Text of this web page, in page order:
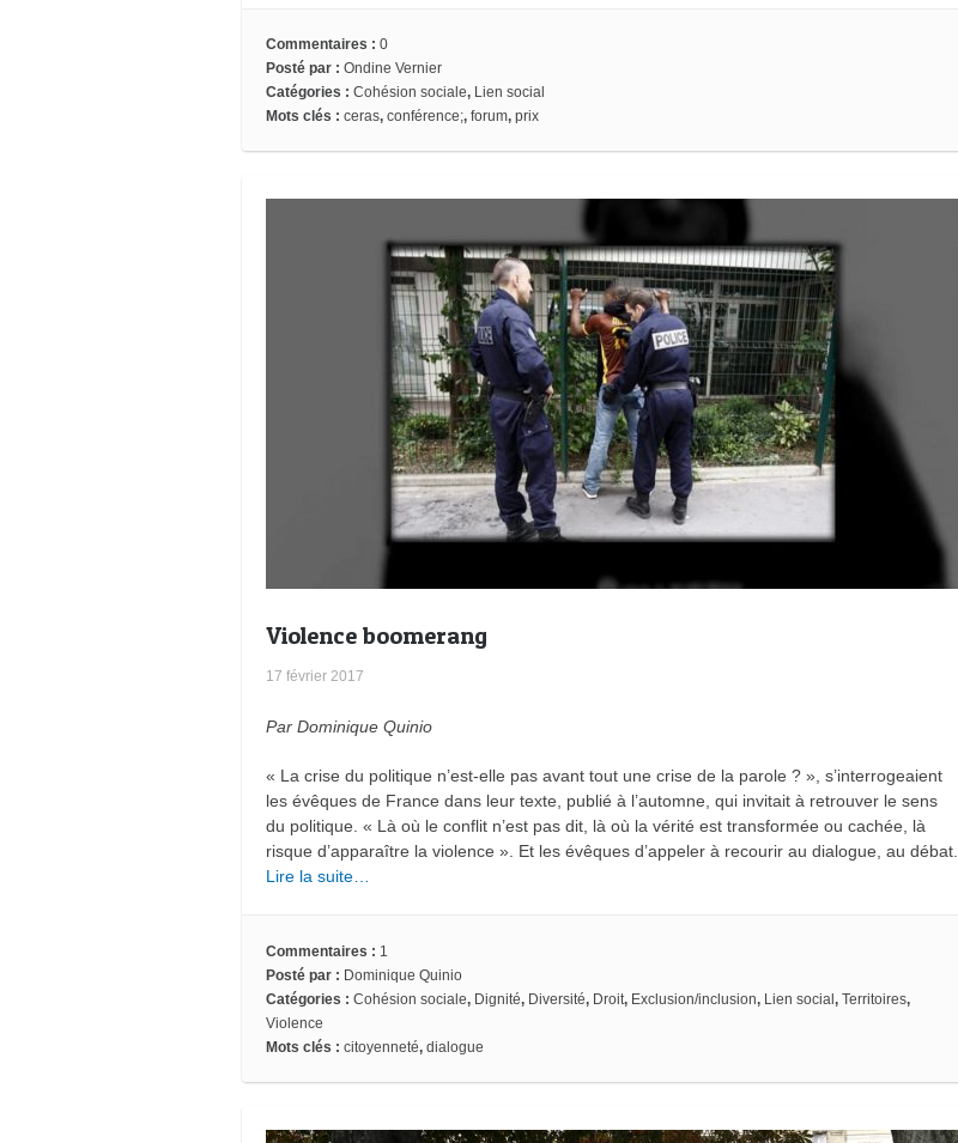
Commentaires : 0
Posté par : Ondine Vernier
Catégories : Cohésion sociale, Lien social
Mots clés : ceras, conférence;, forum, prix
Violence boomerang
17 février 2017
Par Dominique Quinio
« La crise du politique n’est-elle pas avant tout une crise de la parole ? », s’interrogeaient
les évêques de France dans leur texte, publié à l’automne, qui invitait à retrouver le sens
du politique. « Là où le conflit n’est pas dit, là où la vérité est transformée ou cachée, là
risque d’apparaître la violence ». Et les évêques d’appeler à recourir au dialogue, au débat.
Lire la suite…
Commentaires : 1
Posté par : Dominique Quinio
Catégories : Cohésion sociale, Dignité, Diversité, Droit, Exclusion/inclusion, Lien social, Territoires,
Violence
Mots clés : citoyenneté, dialogue